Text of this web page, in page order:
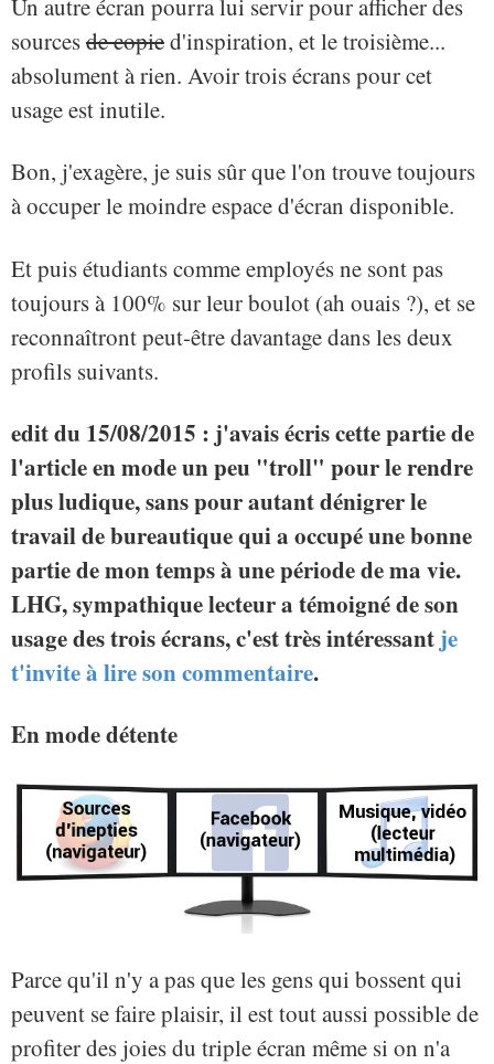
Un autre écran pourra lui servir pour afficher des
sourcesde copied'inspiration, et le troisième...
absolument à rien. Avoir trois écrans pour cet
usage est inutile.
Bon, j'exagère, je suis sûr que l'on trouve toujours
à occuper le moindre espace d'écran disponible.
Et puis étudiants comme employés ne sont pas
toujours à 100% sur leur boulot (ah ouais ?), et se
reconnaîtront peut-être davantage dans les deux
profils suivants.
edit du 15/08/2015 : j'avais écris cette partie de
l'article en mode un peu "troll" pour le rendre
plus ludique, sans pour autant dénigrer le
travail de bureautique qui a occupé une bonne
partie de mon temps à une période de ma vie.
LHG, sympathique lecteur a témoigné de son
usage des trois écrans, c'est très intéressant je
t'invite à lire son commentaire.
En mode détente
Parce qu'il n'y a pas que les gens qui bossent qui
peuvent se faire plaisir, il est tout aussi possible de
profiter des joies du triple écran même si on n'a